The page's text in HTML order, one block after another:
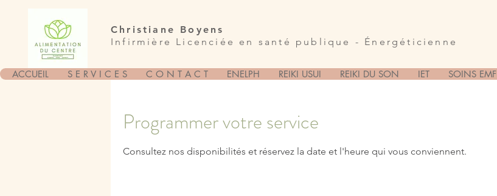
Christiane Boyens
Infirmière Licenciée en santé publique - Énergéticienne
ACCUEIL S E R V I C E S C O N T A C T ENELPH REIKI USUI REIKI DU SON IET SOINS EMF
Programmer votre service
Consultez nos disponibilités et réservez la date et l'heure qui vous conviennent.